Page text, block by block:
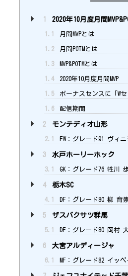
1 2020年10月度月間
1.1 月間MVPとは
1.2 月間POTMとは
1.3 MVP&POTMとは
1.4 2020年10月度月間MVP
1.5 ボーナスセンスに「W
1.6 配信期間
2 モンテディオ山形
2.1 FW：グレード91 ヴィ
3 水戸ホーリーホック
3.1 GK：グレード76 牲川
4 栃木SC
4.1 DF：グレード80 柳 育
5 ザスパクサツ群馬
5.1 DF：グレード80 岡村
6 大宮アルディージャ
6.1 MF：グレード82 イッ